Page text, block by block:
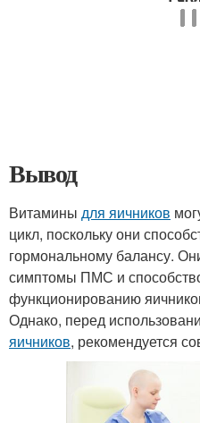
Вывод
Витамины для яичников
цикл, поскольку они
гормональному балансу.
симптомы ПМС и
функционированию
Однако, перед
яичников, рекомендуется